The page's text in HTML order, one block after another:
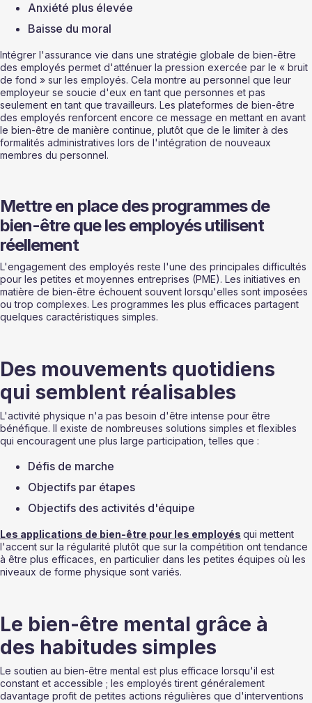
Anxiété plus élevée
Baisse du moral
Intégrer l'assurance vie dans une stratégie globale de bien-être
des employés permet d'atténuer la pression exercée par le « bruit
de fond » sur les employés. Cela montre au personnel que leur
employeur se soucie d'eux en tant que personnes et pas
seulement en tant que travailleurs. Les plateformes de bien-être
des employés renforcent encore ce message en mettant en avant
le bien-être de manière continue, plutôt que de le limiter à des
formalités administratives lors de l'intégration de nouveaux
membres du personnel.
Mettre en place des programmes de
bien-être que les employés utilisent
réellement
L'engagement des employés reste l'une des principales difficultés
pour les petites et moyennes entreprises (PME). Les initiatives en
matière de bien-être échouent souvent lorsqu'elles sont imposées
ou trop complexes. Les programmes les plus efficaces partagent
quelques caractéristiques simples.
Des mouvements quotidiens
qui semblent réalisables
L'activité physique n'a pas besoin d'être intense pour être
bénéfique. Il existe de nombreuses solutions simples et flexibles
qui encouragent une plus large participation, telles que :
Défis de marche
Objectifs par étapes
Objectifs des activités d'équipe
Les applications de bien-être pour les employés qui mettent
l'accent sur la régularité plutôt que sur la compétition ont tendance
à être plus efficaces, en particulier dans les petites équipes où les
niveaux de forme physique sont variés.
Le bien-être mental grâce à
des habitudes simples
Le soutien au bien-être mental est plus efficace lorsqu'il est
constant et accessible ; les employés tirent généralement
davantage profit de petites actions régulières que d'interventions